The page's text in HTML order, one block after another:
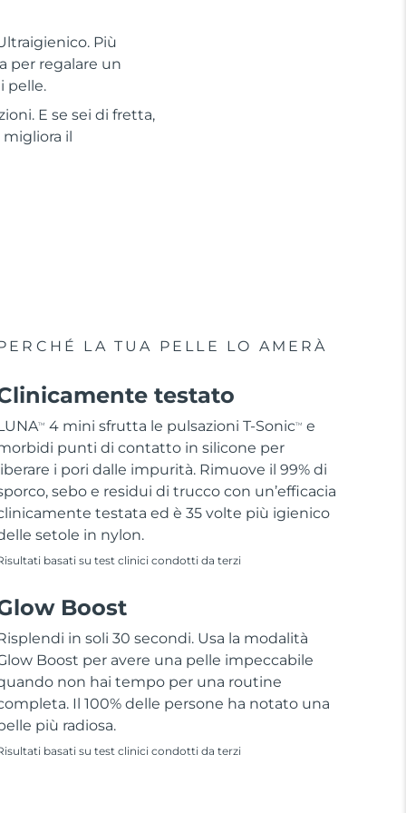
Più
per regalare un
pelle.
E se sei di fretta,
il
LA TUA PELLE LO AMERÀ
testato
TM 4 mini sfrutta le pulsazioni T-SonicTM
e
punti di contatto in silicone per
i pori dalle impurità. Rimuove il 99% di
sebo e residui di trucco con un’efficacia
testata ed è 35 volte più igienico
setole in nylon.
basati su test clinici condotti da terzi
Boost
in soli 30 secondi. Usa la modalità
Boost per avere una pelle impeccabile
non hai tempo per una routine
Il 100% delle persone ha notato una
più radiosa.
basati su test clinici condotti da terzi